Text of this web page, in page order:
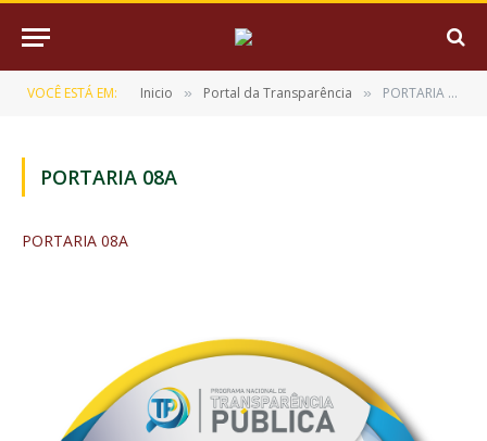
VOCÊ ESTÁ EM: Inicio » Portal da Transparência » PORTARIA 08A
PORTARIA 08A
PORTARIA 08A